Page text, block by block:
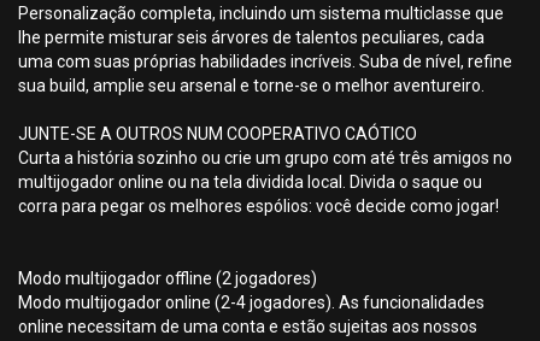
Personalização completa, incluindo um sistema multiclasse que
lhe permite misturar seis árvores de talentos peculiares, cada
uma com suas próprias habilidades incríveis. Suba de nível, refine
sua build, amplie seu arsenal e torne-se o melhor aventureiro.
JUNTE-SE A OUTROS NUM COOPERATIVO CAÓTICO
Curta a história sozinho ou crie um grupo com até três amigos no
multijogador online ou na tela dividida local. Divida o saque ou
corra para pegar os melhores espólios: você decide como jogar!
Modo multijogador offline (2 jogadores)
Modo multijogador online (2-4 jogadores). As funcionalidades
online necessitam de uma conta e estão sujeitas aos nossos